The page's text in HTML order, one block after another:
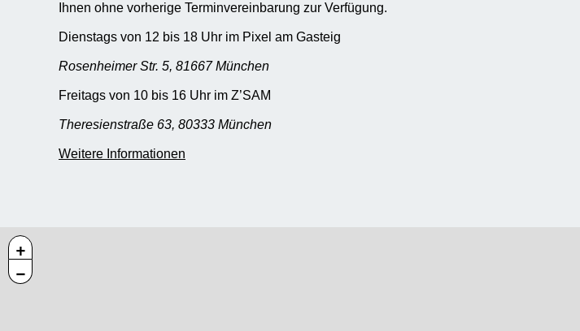
Ihnen ohne vorherige Terminvereinbarung zur Verfügung.
Dienstags von 12 bis 18 Uhr im Pixel am Gasteig
Rosenheimer Str. 5, 81667 München
Freitags von 10 bis 16 Uhr im Z’SAM
Theresienstraße 63, 80333 München
Weitere Informationen
+
−